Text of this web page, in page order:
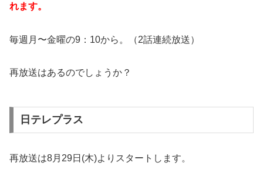
れます。
毎週月〜金曜の9：10から。（2話連続放送）
再放送はあるのでしょうか？
日テレプラス
再放送は8月29日(木)よりスタートします。